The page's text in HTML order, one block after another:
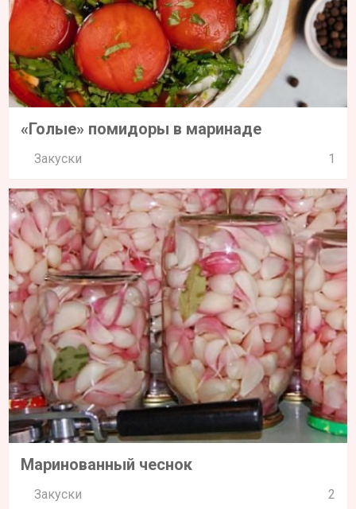
«Голые» помидоры в маринаде
Закуски 1
Маринованный чеснок
Закуски 2